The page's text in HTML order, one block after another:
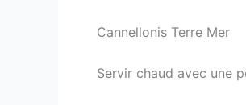
Cannellonis Terre Mer
Servir chaud avec une